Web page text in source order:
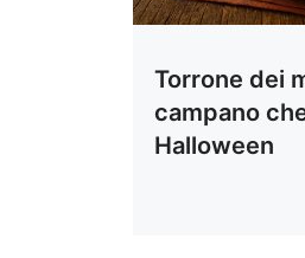
Torrone dei
campano
Halloween